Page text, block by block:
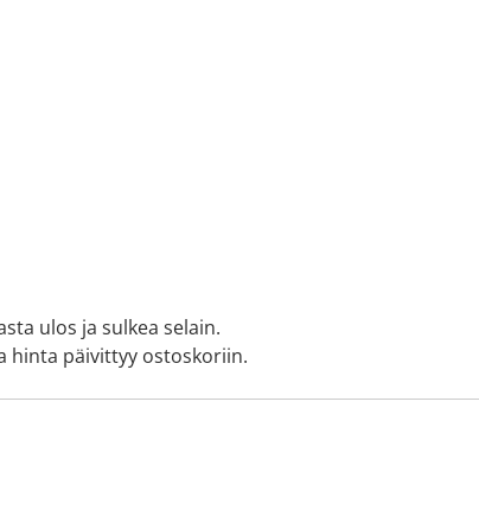
ulos ja sulkea selain.
hinta päivittyy ostoskoriin.